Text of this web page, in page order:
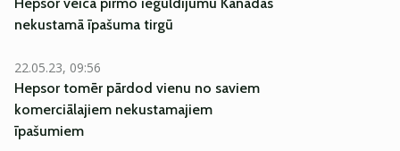
nekustamā īpašuma tirgū
22.05.23, 09:56
Hepsor tomēr pārdod vienu no saviem
komerciālajiem nekustamajiem
īpašumiem